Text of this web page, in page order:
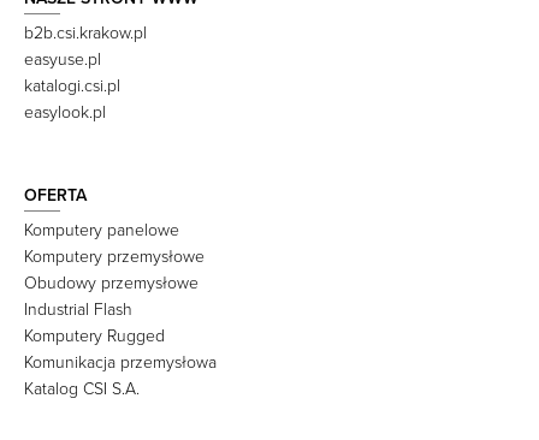
b2b.csi.krakow.pl
easyuse.pl
katalogi.csi.pl
easylook.pl
OFERTA
Komputery panelowe
Komputery przemysłowe
Obudowy przemysłowe
Industrial Flash
Komputery Rugged
Komunikacja przemysłowa
Katalog CSI S.A.